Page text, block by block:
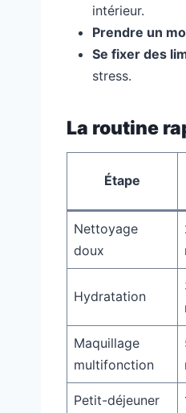
intérieur.
Prendre un
Se fixer des
stress.
La routine
Étape
Nettoyage
doux
Hydratation
Maquillage
multifonction
Petit-déjeuner